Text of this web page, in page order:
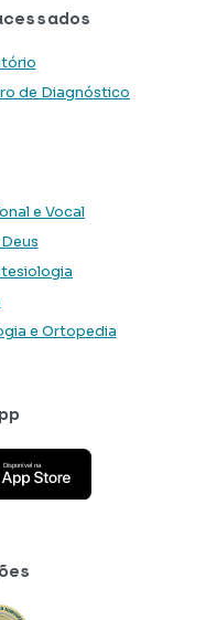
de Diagnóstico
e Vocal
e Ortopedia
Play Store
aplicativo na App Store